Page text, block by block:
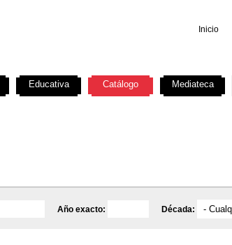
Inicio
Año exacto: Década:
Educativa Catálogo Mediateca